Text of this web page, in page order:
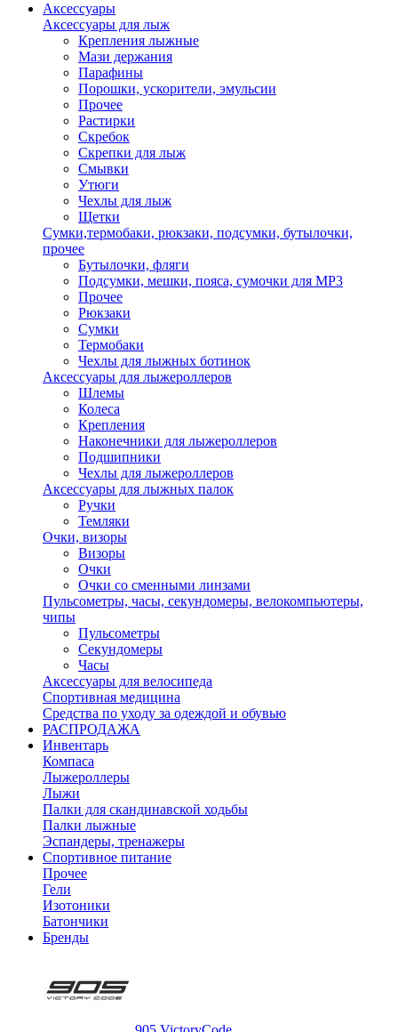
Аксессуары
Аксессуары для лыж
Крепления лыжные
Мази держания
Парафины
Порошки, ускорители, эмульсии
Прочее
Растирки
Скребок
Скрепки для лыж
Смывки
Утюги
Чехлы для лыж
Щетки
Сумки,термобаки, рюкзаки, подсумки, бутылочки,
прочее
Бутылочки, фляги
Подсумки, мешки, пояса, сумочки для MP3
Прочее
Рюкзаки
Сумки
Термобаки
Чехлы для лыжных ботинок
Аксессуары для лыжероллеров
Шлемы
Колеса
Крепления
Наконечники для лыжероллеров
Подшипники
Чехлы для лыжероллеров
Аксессуары для лыжных палок
Ручки
Темляки
Очки, визоры
Визоры
Очки
Очки со сменными линзами
Пульсометры, часы, секундомеры, велокомпьютеры,
чипы
Пульсометры
Секундомеры
Часы
Аксессуары для велосипеда
Спортивная медицина
Средства по уходу за одеждой и обувью
РАСПРОДАЖА
Инвентарь
Компаса
Лыжероллеры
Лыжи
Палки для скандинавской ходьбы
Палки лыжные
Эспандеры, тренажеры
Спортивное питание
Прочее
Гели
Изотоники
Батончики
Бренды